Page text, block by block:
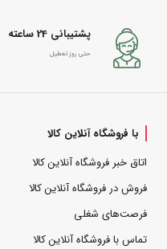
پشتیبانی 24 ساعته
حتی روز تعطیل
با فروشگاه آنلاین کالا
اتاق خبر فروشگاه آنلاین کالا
فروش در فروشگاه آنلاین کالا
فرصت‌های شغلی
تماس با فروشگاه آنلاین کالا